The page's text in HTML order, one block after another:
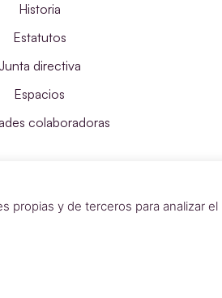
Historia
Estatutos
directiva
Espacios
colaboradoras
propias y de terceros para analizar